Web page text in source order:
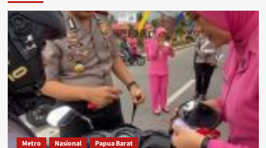
Metro Nasional Papua Barat